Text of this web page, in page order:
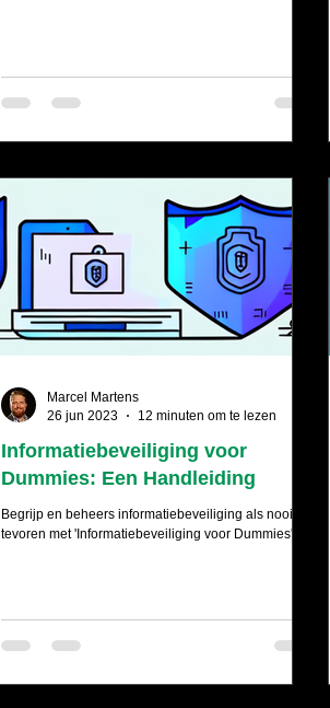
Informatiebeveiliging voor
Dummies: Een Handleiding
Begrijp en beheers informatiebeveiliging als nooit
tevoren met 'Informatiebeveiliging voor Dummies'!
Marcel Martens
26 jun 2023
12 minuten om te lezen